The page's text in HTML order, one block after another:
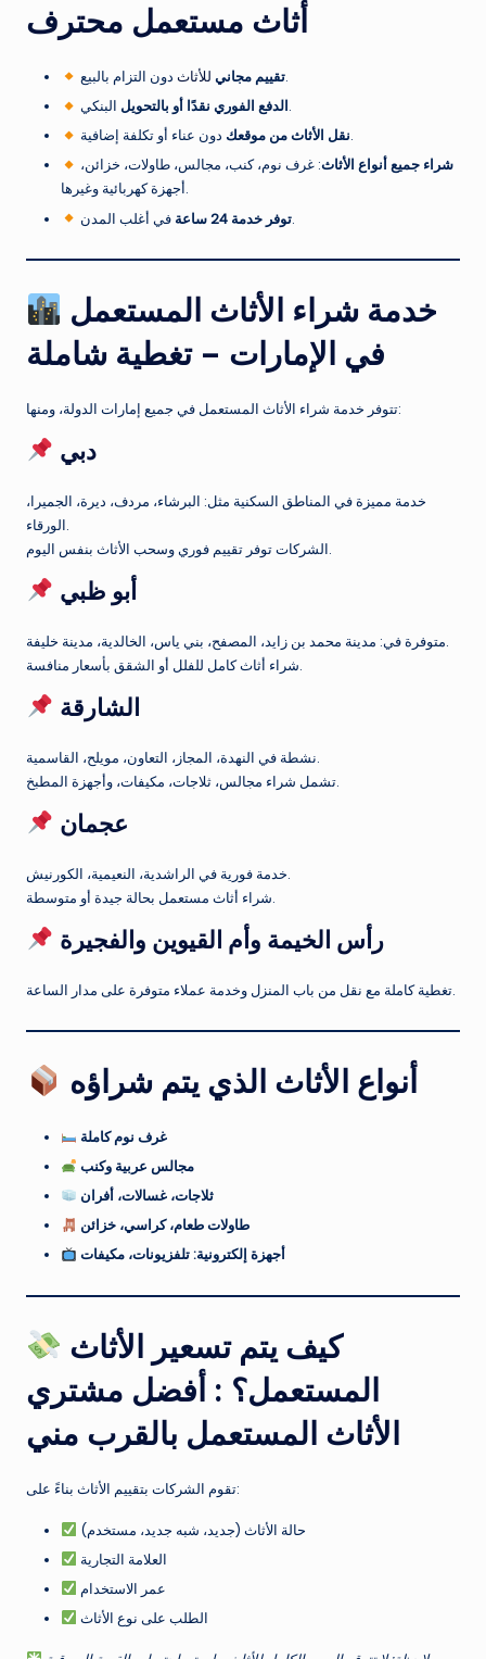
أثاث مستعمل محترف
تقييم مجاني للأثاث
دون التزام بالبيع.
الدفع الفوري نقدًا أو بالتحويلالبنكي.
نقل الأثاث من موقعكدون عناء أو تكلفة إضافية.
شراء جميع أنواع الأثاث: غرف نوم، كنب، مجالس، طاولات، خزائن،
أجهزة كهربائية وغيرها.
توفر خدمة 24 ساعةفي أغلب المدن.
في الإمارات – تغطية شاملة
تتوفر خدمة شراء الأثاث المستعمل في جميع إمارات الدولة، ومنها:
دبي
خدمة مميزة في المناطق السكنية مثل: البرشاء، مردف، ديرة، الجميرا،
الورقاء.
الشركات توفر تقييم فوري وسحب الأثاث بنفس اليوم.
أبو ظبي
متوفرة في: مدينة محمد بن زايد، المصفح، بني ياس، الخالدية، مدينة خليفة.
شراء أثاث كامل للفلل أو الشقق بأسعار منافسة.
الشارقة
نشطة في النهدة، المجاز، التعاون، مويلح، القاسمية.
تشمل شراء مجالس، ثلاجات، مكيفات، وأجهزة المطبخ.
عجمان
خدمة فورية في الراشدية، النعيمية، الكورنيش.
شراء أثاث مستعمل بحالة جيدة أو متوسطة.
رأس الخيمة وأم القيوين والفجيرة
تغطية كاملة مع نقل من باب المنزل وخدمة عملاء متوفرة على مدار الساعة.
أنواع الأثاث الذي يتم شراؤه
غرف نوم كاملة
مجالس عربية وكنب
ثلاجات، غسالات، أفران
طاولات طعام، كراسي، خزائن
أجهزة إلكترونية: تلفزيونات، مكيفات
المستعمل؟ : أفضل مشتري
الأثاث المستعمل بالقرب مني
تقوم الشركات بتقييم الأثاث بناءً على:
حالة الأثاث (جديد، شبه جديد، مستخدم)
العلامة التجارية
عمر الاستخدام
الطلب على نوع الأثاث